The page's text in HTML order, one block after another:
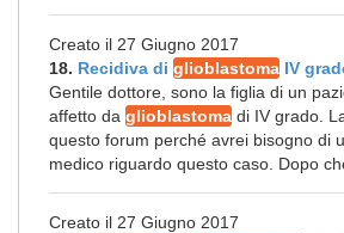
Creato il 27 Giugno 2017
18. Recidiva di glioblastoma IV
Gentile dottore, sono la figlia di un
affetto da glioblastoma di IV grado.
questo forum perché avrei bisogno di
medico riguardo questo caso. Dopo
Creato il 27 Giugno 2017